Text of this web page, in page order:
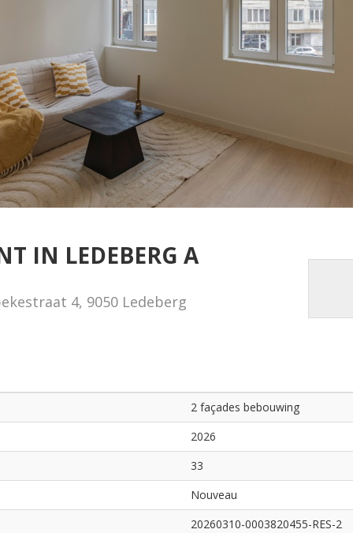
IN LEDEBERG A
4, 9050 Ledeberg
2 façades bebouwing
2026
33
Nouveau
20260310-0003820455-RES-2